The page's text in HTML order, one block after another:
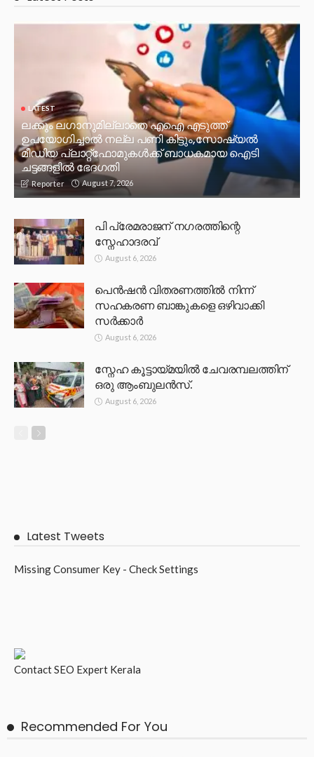
LATEST
ലക്കും ലഗാനുമില്ലാതെ എഐ എടുത്ത്
ഉപയോഗിച്ചാല്‍ നല്ല പണി കിട്ടും,സോഷ്യല്‍
മീഡിയ പ്ലാറ്റ്‌ഫോമുകള്‍ക്ക് ബാധകമായ ഐടി
ചട്ടങ്ങളില്‍ ഭേദഗതി
Reporter August 7, 2026
പി പ്രേമരാജന് നഗരത്തിന്റെ
സ്നേഹാദരവ്
August 6, 2026
പെൻഷൻ വിതരണത്തിൽ നിന്ന്
സഹകരണ ബാങ്കുകളെ ഒഴിവാക്കി
സർക്കാർ
August 6, 2026
സ്നേഹ കൂട്ടായ്മയിൽ ചേവരമ്പലത്തിന്
ഒരു ആംബുലൻസ്.
August 6, 2026
Latest Tweets
Missing Consumer Key - Check Settings
ContactSEO Expert Kerala
Recommended For You